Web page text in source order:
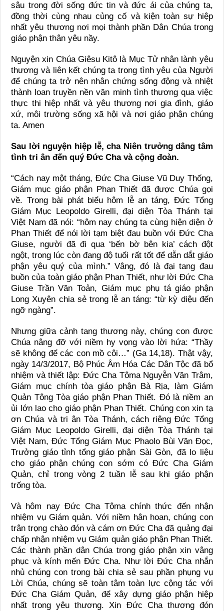
sâu trong đời sống đức tin và đức ái của chúng ta,
đồng thời cùng nhau củng cố và kiện toàn sự hiệp
nhất yêu thương nơi mọi thành phần Dân Chúa trong
giáo phận thân yêu nầy.
Nguyện xin Chúa Giêsu Kitô là Mục Tử nhân lành yêu
thương và liên kết chúng ta trong tình yêu của Người
để chúng ta trở nên nhân chứng sống động và nhiệt
thành loan truyền nền văn minh tình thương qua việc
thực thi hiệp nhất và yêu thương nơi gia đình, giáo
xứ, môi trường sống xã hội và nơi giáo phận chúng
ta. Amen
Sau lời nguyện hiệp lễ, cha Niên trưởng dâng tâm
tình tri ân đến quý Đức Cha và cộng đoàn.
“Cách nay một tháng, Đức Cha Giuse Vũ Duy Thống,
Giám mục giáo phận Phan Thiết đã được Chúa gọi
về. Trong bài phát biểu hôm lễ an táng, Đức Tổng
Giám Mục Leopoldo Girelli, đại diện Tòa Thánh tại
Việt Nam đã nói: “hôm nay chúng ta cùng hiện diện ở
Phan Thiết để nói lời tạm biệt đau buồn vói Đức Cha
Giuse, người đã đi qua ‘bến bờ bên kia’ cách đột
ngột, trong lúc còn đang độ tuổi rất tốt để dẫn dắt giáo
phận yêu quý của mình.” Vâng, đó là đại tang đau
buồn của toàn giáo phận Phan Thiết, như lời Đức Cha
Giuse Trần Văn Toản, Giám mục phụ tá giáo phận
Long Xuyên chia sẻ trong lễ an táng: “từ kỳ diệu đến
ngỡ ngàng”.
Nhưng giữa cảnh tang thương này, chúng con được
Chúa nâng đỡ với niềm hy vọng vào lời hứa: “Thầy
sẽ không để các con mồ côi…” (Ga 14,18). Thật vậy,
ngày 14/3/2017, Bộ Phúc Âm Hóa Các Dân Tộc đã bổ
nhiệm và thiết lập: Đức Cha Tôma Nguyễn Văn Trâm,
Giám mục chính tòa giáo phận Bà Rịa, làm Giám
Quản Tông Tòa giáo phận Phan Thiết. Đó là niềm an
ủi lớn lao cho giáo phận Phan Thiết. Chúng con xin tạ
ơn Chúa và tri ân Tòa Thánh, cách riêng Đức Tổng
Giám Mục Leopoldo Girelli, đại diện Tòa Thánh tại
Việt Nam, Đức Tổng Giám Mục Phaolo Bùi Văn Đọc,
Trưởng giáo tỉnh tổng giáo phận Sài Gòn, đã lo liệu
cho giáo phận chúng con sớm có Đức Cha Giám
Quản, chỉ trong vòng 2 tuần lễ sau khi giáo phận
trống tòa.
Và hôm nay Đức Cha Tôma chính thức đến nhận
nhiệm vụ Giám quản. Với niềm hân hoan, chúng con
trân trọng chào đón và cám ơn Đức Cha đã quảng đại
chấp nhận nhiệm vụ Giám quản giáo phận Phan Thiết.
Các thành phần dân Chúa trong giáo phận xin vâng
phục và kính mến Đức Cha. Như lời Đức Cha nhắn
nhủ chúng con trong bài chia sẻ sau phần phụng vụ
Lời Chúa, chúng sẽ toàn tâm toàn lực cộng tác với
Đức Cha Giám Quản, để xây dựng giáo phận hiệp
nhất trong yêu thương. Xin Đức Cha thương đón